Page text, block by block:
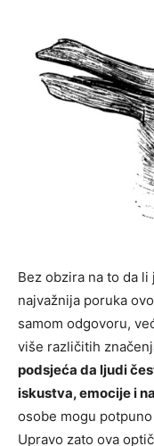
Bez obzira na to da
najvažnija poruka
samom odgovoru,
više različitih
podsjeća da ljudi
iskustva, emocije i
osobe mogu
Upravo zato ova